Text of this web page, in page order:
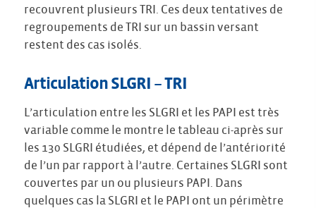
recouvrent plusieurs TRI. Ces deux tentatives de
regroupements de TRI sur un bassin versant
restent des cas isolés.
Articulation SLGRI – TRI
L’articulation entre les SLGRI et les PAPI est très
variable comme le montre le tableau ci-après sur
les 130 SLGRI étudiées, et dépend de l’antériorité
de l’un par rapport à l’autre. Certaines SLGRI sont
couvertes par un ou plusieurs PAPI. Dans
quelques cas la SLGRI et le PAPI ont un périmètre